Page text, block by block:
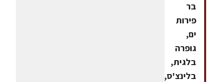
בר
פירות
ים,
גופרה
בלגית,
בלינצ'ס,